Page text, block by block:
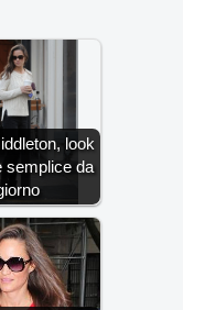
look
semplice da